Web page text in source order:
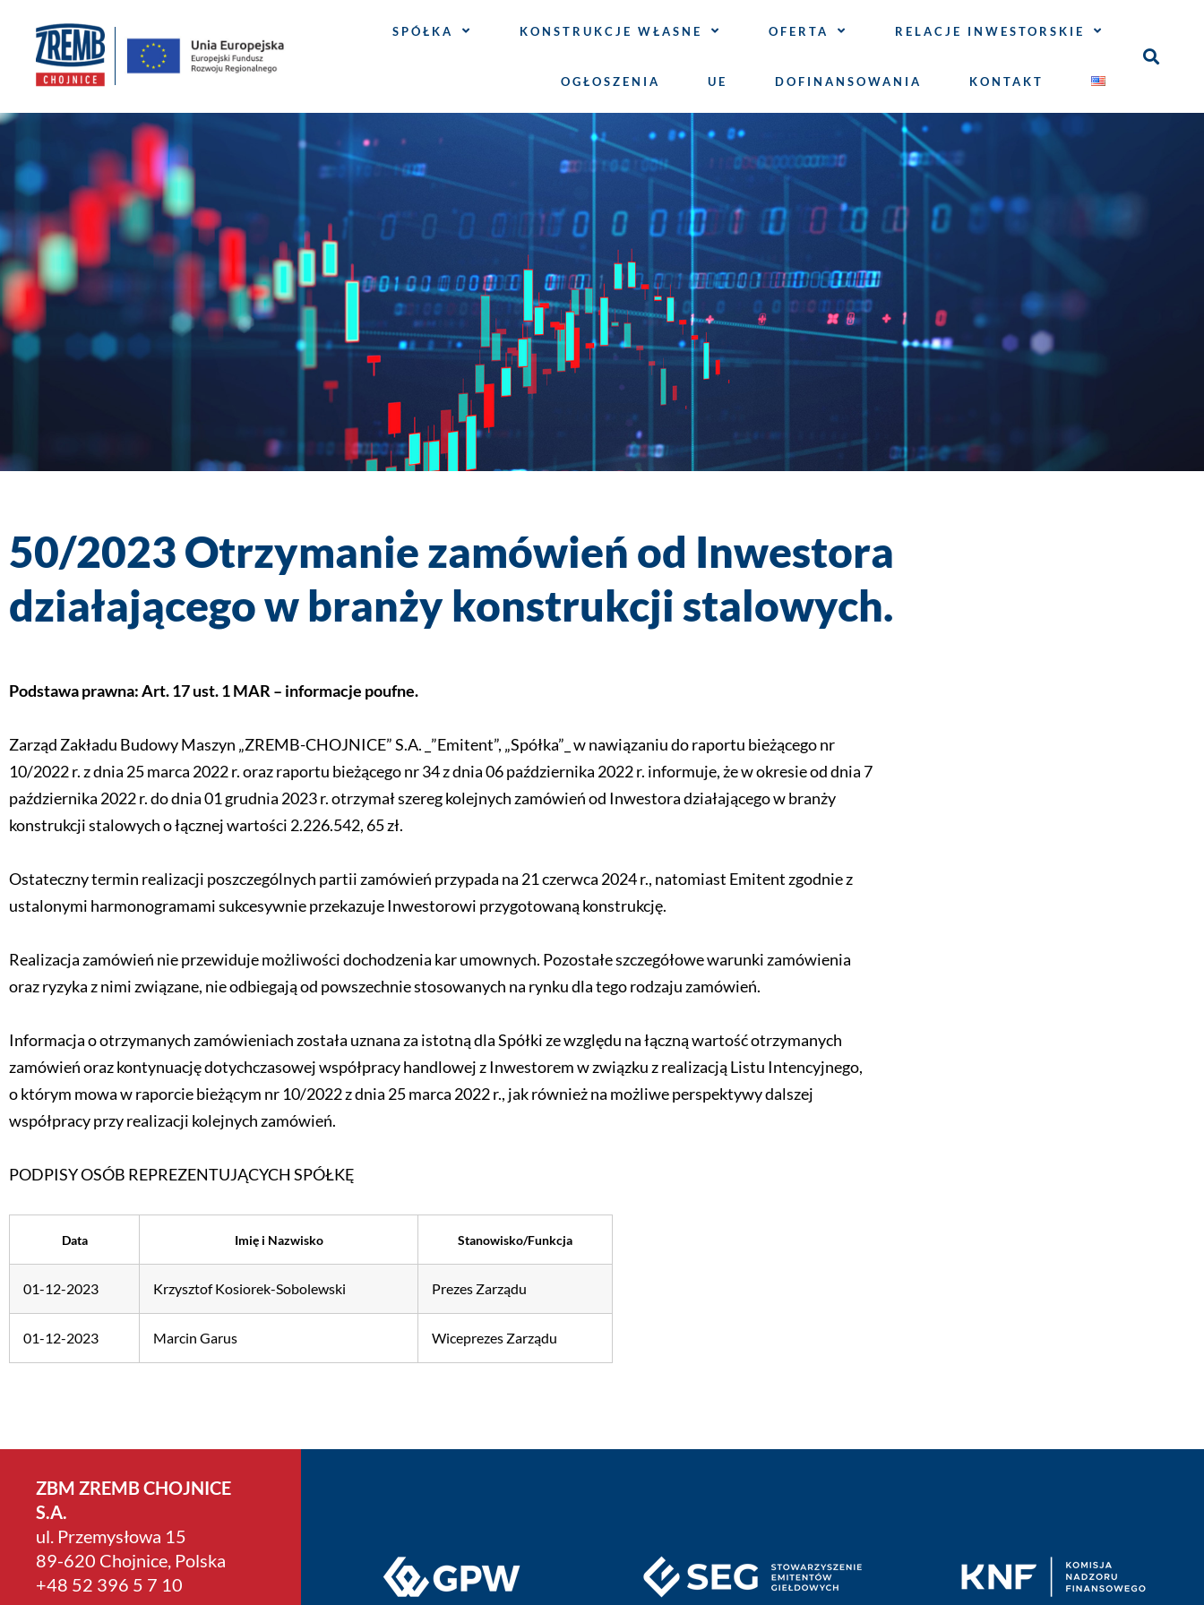
SPÓŁKA KONSTRUKCJE WŁASNE OFERTA RELACJE INWESTORSKIE
OGŁOSZENIA UE DOFINANSOWANIA KONTAKT
50/2023Otrzymanie zamówień od Inwestora
działającego w branży konstrukcji stalowych.
Podstawa prawna: Art. 17 ust. 1 MAR – informacje poufne.
Zarząd Zakładu Budowy Maszyn „ZREMB-CHOJNICE” S.A. _”Emitent”, „Spółka”_ w nawiązaniu do raportu bieżącego nr
10/2022 r. z dnia 25 marca 2022 r. oraz raportu bieżącego nr 34 z dnia 06 października 2022 r. informuje, że w okresie od dnia 7
października 2022 r. do dnia 01 grudnia 2023 r. otrzymał szereg kolejnych zamówień od Inwestora działającego w branży
konstrukcji stalowych o łącznej wartości 2.226.542, 65 zł.
Ostateczny termin realizacji poszczególnych partii zamówień przypada na 21 czerwca 2024 r., natomiast Emitent zgodnie z
ustalonymi harmonogramami sukcesywnie przekazuje Inwestorowi przygotowaną konstrukcję.
Realizacja zamówień nie przewiduje możliwości dochodzenia kar umownych. Pozostałe szczegółowe warunki zamówienia
oraz ryzyka z nimi związane, nie odbiegają od powszechnie stosowanych na rynku dla tego rodzaju zamówień.
Informacja o otrzymanych zamówieniach została uznana za istotną dla Spółki ze względu na łączną wartość otrzymanych
zamówień oraz kontynuację dotychczasowej współpracy handlowej z Inwestorem w związku z realizacją Listu Intencyjnego,
o którym mowa w raporcie bieżącym nr 10/2022 z dnia 25 marca 2022 r., jak również na możliwe perspektywy dalszej
współpracy przy realizacji kolejnych zamówień.
PODPISY OSÓB REPREZENTUJĄCYCH SPÓŁKĘ
Data Imię i Nazwisko Stanowisko/Funkcja
01-12-2023 Krzysztof Kosiorek-Sobolewski Prezes Zarządu
01-12-2023 Marcin Garus Wiceprezes Zarządu
ZBM ZREMB CHOJNICE
S.A.
ul. Przemysłowa 15
89-620 Chojnice, Polska
+4­8 52 396 5 7 10